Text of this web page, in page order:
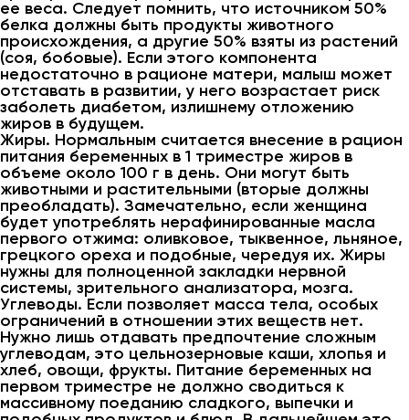
ее веса. Следует помнить, что источником 50%
белка должны быть продукты животного
происхождения, а другие 50% взяты из растений
(соя, бобовые). Если этого компонента
недостаточно в рационе матери, малыш может
отставать в развитии, у него возрастает риск
заболеть диабетом, излишнему отложению
жиров в будущем.
Жиры. Нормальным считается внесение в рацион
питания беременных в 1 триместре жиров в
объеме около 100 г в день. Они могут быть
животными и растительными (вторые должны
преобладать). Замечательно, если женщина
будет употреблять нерафинированные масла
первого отжима: оливковое, тыквенное, льняное,
грецкого ореха и подобные, чередуя их. Жиры
нужны для полноценной закладки нервной
системы, зрительного анализатора, мозга.
Углеводы. Если позволяет масса тела, особых
ограничений в отношении этих веществ нет.
Нужно лишь отдавать предпочтение сложным
углеводам, это цельнозерновые каши, хлопья и
хлеб, овощи, фрукты. Питание беременных на
первом триместре не должно сводиться к
массивному поеданию сладкого, выпечки и